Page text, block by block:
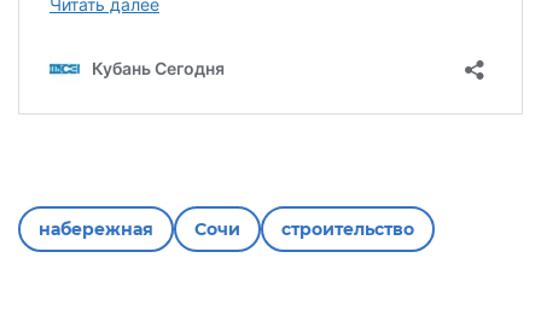
набережная Сочи строительство